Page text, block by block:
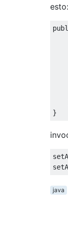
esto:
}
java